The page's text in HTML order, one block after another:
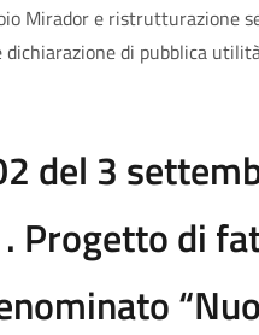
Mirador e ristrutturazione
dichiarazione di pubblica
del 3
Progetto di